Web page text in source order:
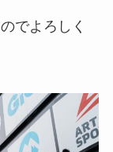
でよろしく